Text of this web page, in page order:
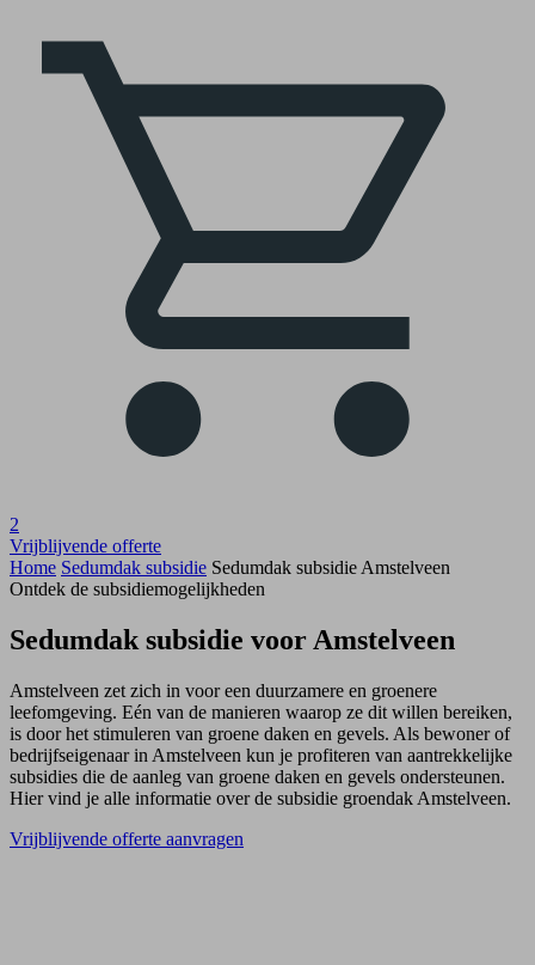
2
Vrijblijvende offerte
Home Sedumdak subsidie Sedumdak subsidie Amstelveen
Ontdek de subsidiemogelijkheden
Sedumdak subsidie voor Amstelveen
Amstelveen zet zich in voor een duurzamere en groenere
leefomgeving. Eén van de manieren waarop ze dit willen bereiken,
is door het stimuleren van groene daken en gevels. Als bewoner of
bedrijfseigenaar in Amstelveen kun je profiteren van aantrekkelijke
subsidies die de aanleg van groene daken en gevels ondersteunen.
Hier vind je alle informatie over de subsidie groendak Amstelveen.
Vrijblijvende offerte aanvragen